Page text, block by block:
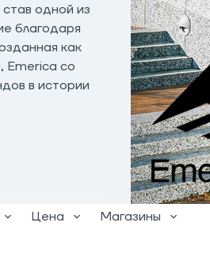
одной из
благодаря
как
Emerica со
в истории
Цена Магазины